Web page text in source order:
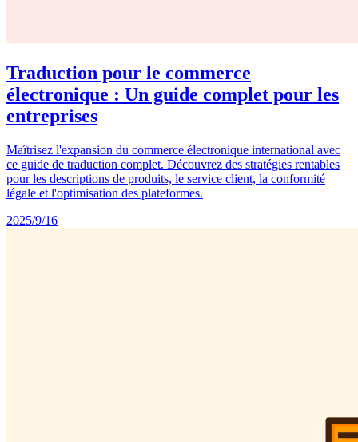
Traduction pour le commerce
électronique : Un guide complet pour les
entreprises
Maîtrisez l'expansion du commerce électronique international avec
ce guide de traduction complet. Découvrez des stratégies rentables
pour les descriptions de produits, le service client, la conformité
légale et l'optimisation des plateformes.
2025/9/16